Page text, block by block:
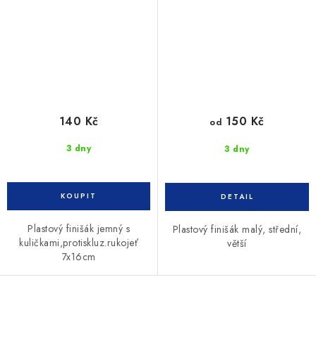
3 dny
140 Kč
Plastový finišák jemný s
kuličkami,protiskluz.rukojeť
7x16cm
3 dny
od 150 Kč
Plastový finišák malý, střední,
větší